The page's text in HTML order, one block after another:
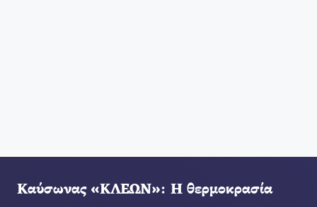
Καύσωνας «ΚΛΕΩΝ»: Η θερμοκρασία